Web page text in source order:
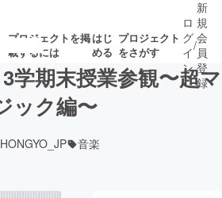
プロジェクトを掲
載するには
はじ
める
プロジェクト
をさがす
クト
募集終了が近いプ
ロジェクト
ロ
グ
イ
ン
/
新
規
会
員
登
録
学期末授業参観〜超マ
ック編〜
HONGYO_JP 音楽